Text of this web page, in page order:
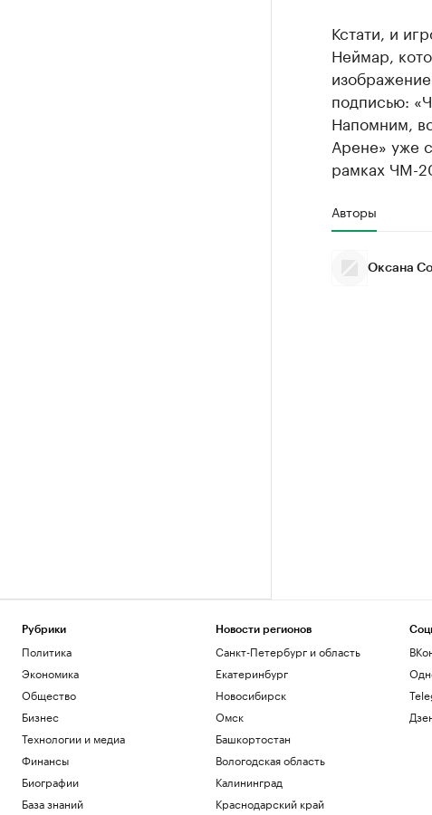
Кстати, и
Неймар,
подписью:
Напомним,
Арене» уже
рамках ЧМ-
Авторы
Оксана
Рубрики
Политика
Экономика
Общество
Бизнес
Технологии и медиа
Финансы
Биографии
База знаний
Новости регионов
Санкт-Петербург и область
Екатеринбург
Новосибирск
Омск
Башкортостан
Вологодская область
Калининград
Краснодарский край